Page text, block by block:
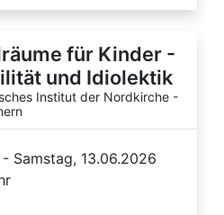
für Kinder -
und Idiolektik
Institut der Nordkirche -
Samstag, 13.06.2026